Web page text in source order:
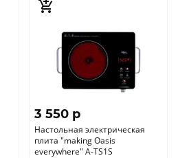
3 550 p
Настольная электрическая
плита "making Оasis
everywhere" A-TS1S